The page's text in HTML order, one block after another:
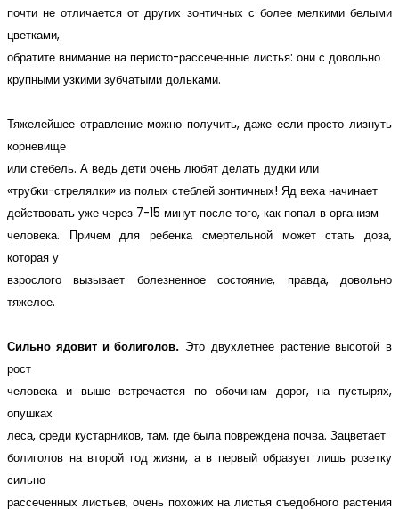
почти не отличается от других зонтичных с более мелкими белыми
цветками,
обратите внимание на перисто-рассеченные листья: они с довольно
крупными узкими зубчатыми дольками.
Тяжелейшее отравление можно получить, даже если просто лизнуть
корневище
или стебель. А ведь дети очень любят делать дудки или
«трубки-стрелялки» из полых стеблей зонтичных! Яд веха начинает
действовать уже через 7-15 минут после того, как попал в организм
человека. Причем для ребенка смертельной может стать доза,
которая у
взрослого вызывает болезненное состояние, правда, довольно
тяжелое.
Сильно ядовит и болиголов. Это двухлетнее растение высотой в
рост
человека и выше встречается по обочинам дорог, на пустырях,
опушках
леса, среди кустарников, там, где была повреждена почва. Зацветает
болиголов на второй год жизни, а в первый образует лишь розетку
сильно
рассеченных листьев, очень похожих на листья съедобного растения